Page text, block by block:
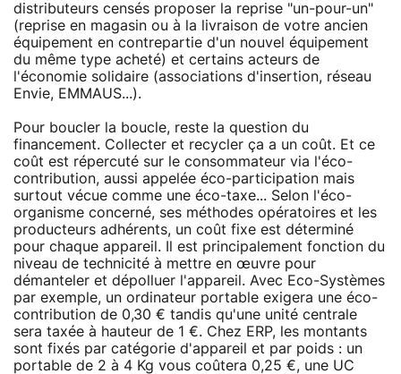
distributeurs censés proposer la reprise "un-pour-un"
(reprise en magasin ou à la livraison de votre ancien
équipement en contrepartie d'un nouvel équipement
du même type acheté) et certains acteurs de
l'économie solidaire (associations d'insertion, réseau
Envie, EMMAUS...).
Pour boucler la boucle, reste la question du
financement. Collecter et recycler ça a un coût. Et ce
coût est répercuté sur le consommateur via l'éco-
contribution, aussi appelée éco-participation mais
surtout vécue comme une éco-taxe... Selon l'éco-
organisme concerné, ses méthodes opératoires et les
producteurs adhérents, un coût fixe est déterminé
pour chaque appareil. Il est principalement fonction du
niveau de technicité à mettre en œuvre pour
démanteler et dépolluer l'appareil. Avec Eco-Systèmes
par exemple, un ordinateur portable exigera une éco-
contribution de 0,30 € tandis qu'une unité centrale
sera taxée à hauteur de 1 €. Chez ERP, les montants
sont fixés par catégorie d'appareil et par poids : un
portable de 2 à 4 Kg vous coûtera 0,25 €, une UC